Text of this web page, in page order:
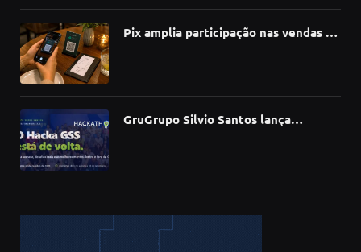
Pix amplia participação nas vendas de
GruGrupo Silvio Santos lança